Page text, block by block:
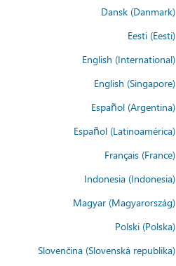
Dansk (Danmark)
Eesti (Eesti)
English (International)
English (Singapore)
Español (Argentina)
Español (Latinoamérica)
Français (France)
Indonesia (Indonesia)
Magyar (Magyarország)
Polski (Polska)
Slovenčina (Slovenská republika)